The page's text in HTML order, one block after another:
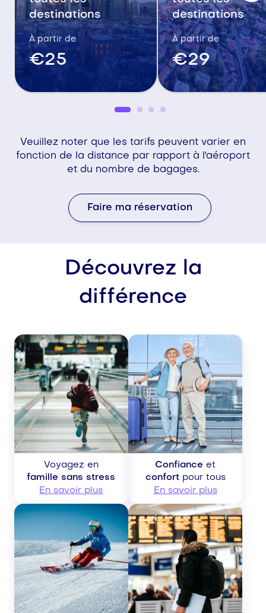
destinations
À partir de
€25
destinations
À partir de
€29
Veuillez noter que les tarifs peuvent varier en
fonction de la distance par rapport à l'aéroport
et du nombre de bagages.
Faire ma réservation
Découvrez la
différence
Voyagez en
famille sans stress
En savoir plus
Confiance et
confortpour tous
En savoir plus